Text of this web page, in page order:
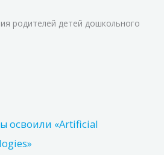
родителей детей дошкольного
освоили «Artificial